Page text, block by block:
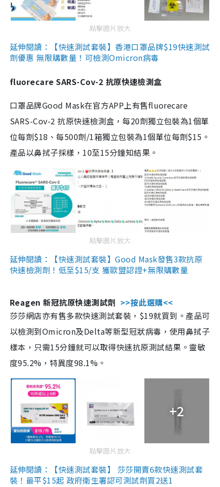
點擊圖片放大
延伸閱讀：【快速測試套裝】香港口罩品牌$19快速測試
劑優惠 無限購數量！可檢測Omicron病毒
fluorecare SARS-Cov-2 抗原快速檢測盒
口罩品牌Good Mask在官方APP上有售fluorecare
SARS-Cov-2 抗原快速檢測盒，每20劑獨立包裝為1個單
位每劑$18、每500劑/1箱獨立包裝為1個單位每劑$15。
產品以鼻拭子採樣，10至15分鐘知結果。
點擊圖片放大
延伸閱讀：【快速測試套裝】Good Mask發售3款抗原
快速檢測劑！低至$15/支 獲歐盟認證+無限購數量
Reagen 新冠抗原快速測試劑 >>按此選購<<
莎莎網店亦有售多款快速測試套裝，$19就買到。產品可
以檢測到Omicron及Delta等新型冠狀病毒，使用鼻拭子
樣本，只需15分鐘就可以取得快速抗原測試結果。靈敏
度95.2%，特異度98.1%。
+2
點擊圖片放大
延伸閱讀：【快速測試套裝】 莎莎開賣6款快速測試套
裝！最平$15起 政府衛生署認可測試劑買2送1